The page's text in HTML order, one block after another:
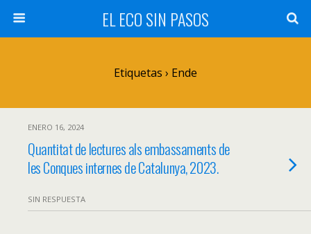
EL ECO SIN PASOS
Etiquetas › Ende
ENERO 16, 2024
Quantitat de lectures als embassaments de
les Conques internes de Catalunya, 2023.
SIN RESPUESTA